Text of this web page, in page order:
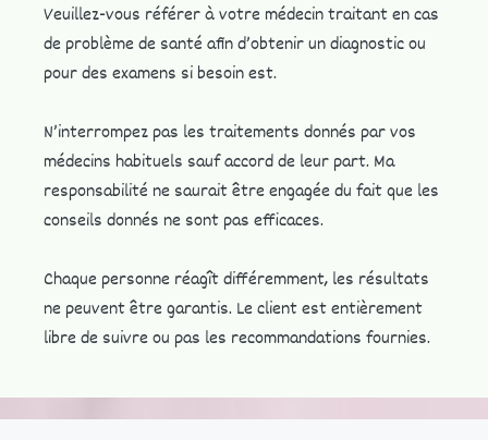
Veuillez-vous référer à votre médecin traitant en cas
de problème de santé afin d’obtenir un diagnostic ou
pour des examens si besoin est.
N’interrompez pas les traitements donnés par vos
médecins habituels sauf accord de leur part. ​Ma
responsabilité ne saurait être engagée du fait que les
conseils donnés ne sont pas efficaces.
Chaque personne réagît différemment, les résultats
ne peuvent être garantis. Le client est entièrement
libre de suivre ou pas les recommandations fournies.